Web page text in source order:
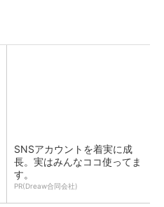
SNSアカウントを着実に成
長。実はみんなココ使ってま
す。
PR(Dreaw合同会社)